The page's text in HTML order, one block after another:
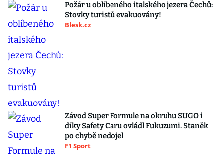
Požár u oblíbeného italského jezera Čechů:
Stovky turistů evakuovány!
Blesk.cz
Závod Super Formule na okruhu SUGO i
díky Safety Caru ovládl Fukuzumi. Staněk
po chybě nedojel
F1 Sport